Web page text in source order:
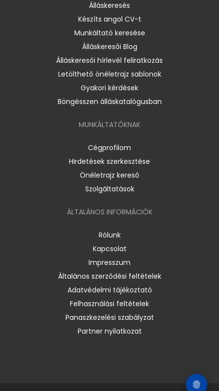
Álláskeresés
Készíts angol CV-t
Munkáltató keresése
Álláskeresői Blog
Álláskeresői hírlevél feliratkozás
Letölthető önéletrajz sablonok
Gyakori kérdések
Böngésszen álláskatalógusban
MUNKÁLTATÓKNAK
Cégprofilom
Hirdetések szerkesztése
Önéletrajz kereső
Szolgáltatások
ÁLTALÁNOS INFORMÁCIÓK
Rólunk
Kapcsolat
Impresszum
Általános szerződési feltételek
Adatvédelmi tájékoztató
Felhasználási feltételek
Panaszkezelési szabályzat
Partner nyilatkozat